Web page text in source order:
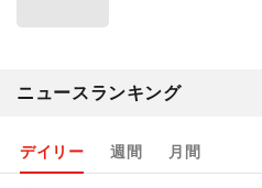
ニュースランキング
デイリー 週間 月間